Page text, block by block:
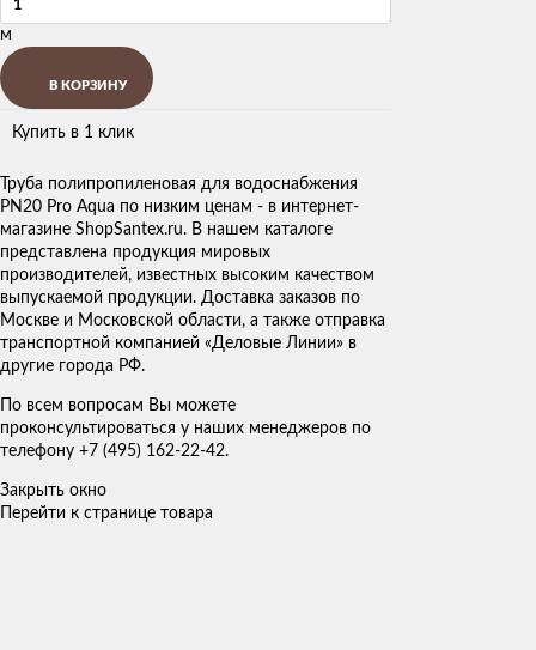
м
В КОРЗИНУ
Купить в 1 клик
Труба полипропиленовая для водоснабжения
PN20 Pro Aqua по низким ценам - в интернет-
магазине ShopSantex.ru. В нашем каталоге
представлена продукция мировых
производителей, известных высоким качеством
выпускаемой продукции. Доставка заказов по
Москве и Московской области, а также отправка
транспортной компанией «Деловые Линии» в
другие города РФ.
По всем вопросам Вы можете
проконсультироваться у наших менеджеров по
телефону +7 (495) 162-22-42.
Закрыть окно
Перейти к странице товара